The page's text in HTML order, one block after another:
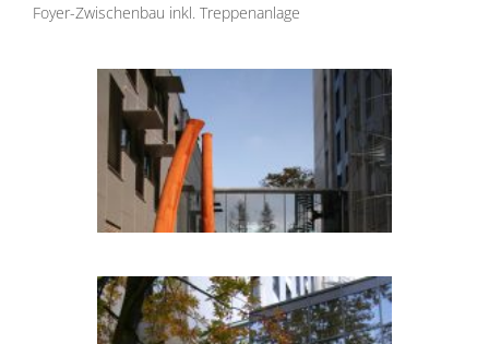
Foyer-Zwischenbau inkl. Treppenanlage